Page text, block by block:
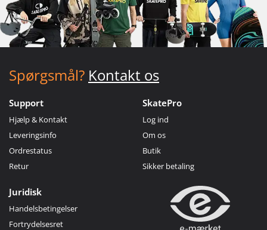
Spørgsmål? Kontakt os
Support
Hjælp & Kontakt
Leveringsinfo
Ordrestatus
Retur
SkatePro
Log ind
Om os
Butik
Sikker betaling
Juridisk
Handelsbetingelser
Fortrydelsesret